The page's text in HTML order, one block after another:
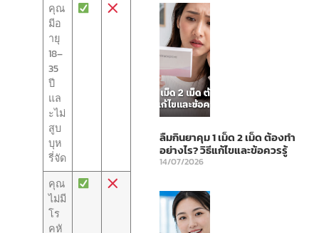
คุณ
มีอ
ายุ
18–
35
ปี
แล
ะไม่
สูบ
บุห
รี่จัด
คุณ
ไม่มี
โร
คหั
ลืมกินยาคุม 1 เม็ด 2 เม็ด ต้องทำ
อย่างไร? วิธีแก้ไขและข้อควรรู้
14/07/2026